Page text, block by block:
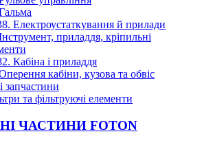
Електроустаткування й прилади
приладдя, кріпильні
Кабіна і приладдя
кабіни, кузова та обвіс
запчастини
та фільтруючі елементи
ЧАСТИНИ FOTON